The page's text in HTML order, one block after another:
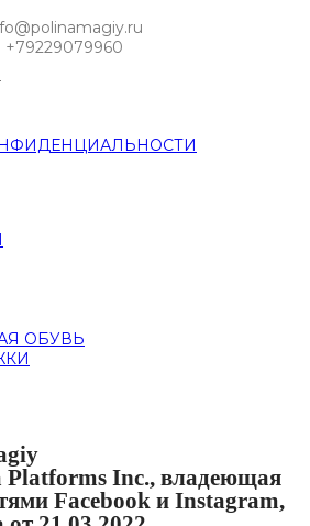
+79229079960
ОБУВЬ
Inc., владеющая
Facebook и Instagram,